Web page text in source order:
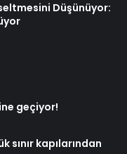
Düşünüyor:
geçiyor!
sınır kapılarından